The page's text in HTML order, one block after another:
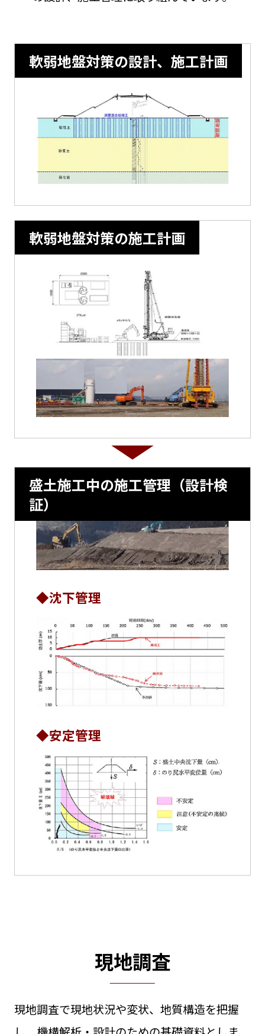
軟弱地盤対策の設計、施工計画
軟弱地盤対策の施工計画
盛土施工中の施工管理（設計検
証）
◆沈下管理
◆安定管理
現地調査
現地調査で現地状況や変状、地質構造を把握